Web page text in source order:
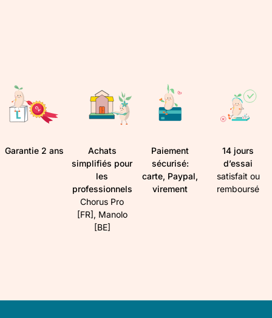
Garantie 2 ans
Achats
simplifiés pour
les
professionnels
Chorus Pro
[FR], Manolo
[BE]
Paiement
sécurisé:
carte, Paypal,
virement
14 jours
d’essai
satisfait ou
remboursé